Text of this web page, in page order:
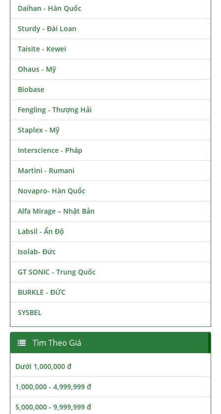
Daihan - Hàn Quốc
Sturdy - Đài Loan
Taisite - Kewei
Ohaus - Mỹ
Biobase
Fengling - Thượng Hải
Staplex - Mỹ
Interscience - Pháp
Martini - Rumani
Novapro- Hàn Quốc
Alfa Mirage – Nhật Bản
Labsil - Ấn Độ
Isolab- Đức
GT SONIC - Trung Quốc
BURKLE - ĐỨC
SYSBEL
Tìm Theo Giá
Dưới 1,000,000 đ
1,000,000 - 4,999,999 đ
5,000,000 - 9,999,999 đ